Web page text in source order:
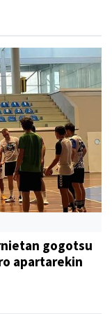
gogotsu
apartarekin